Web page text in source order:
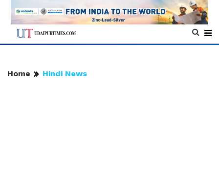
Home Hindi News